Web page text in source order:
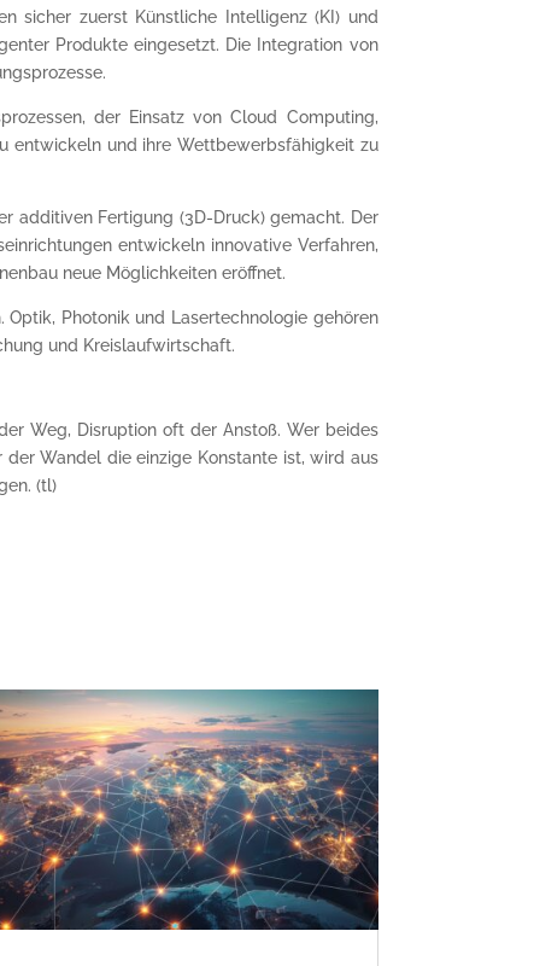
sicher zuerst Künstliche Intelligenz (KI) und
Produkte eingesetzt. Die Integration von
der Einsatz von Cloud Computing,
entwickeln und ihre Wettbewerbsfähigkeit zu
additiven Fertigung (3D-Druck) gemacht. Der
entwickeln innovative Verfahren,
neue Möglichkeiten eröffnet.
Photonik und Lasertechnologie gehören
und Kreislaufwirtschaft.
Weg, Disruption oft der Anstoß. Wer beides
Wandel die einzige Konstante ist, wird aus
(tl)